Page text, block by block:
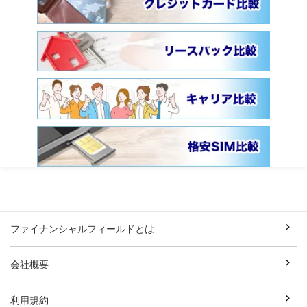
ファイナンシャルフィールドとは
会社概要
利用規約